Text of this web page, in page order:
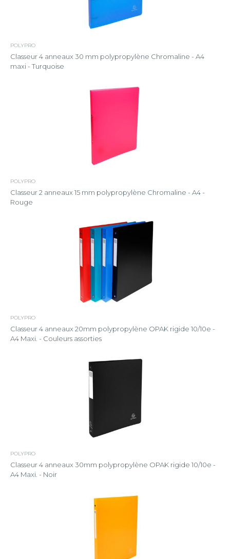
POLYPRO
Classeur 4 anneaux 30 mm polypropylène Chromaline - A4
maxi - Turquoise
POLYPRO
Classeur 2 anneaux 15 mm polypropylène Chromaline - A4 -
Rouge
POLYPRO
Classeur 4 anneaux 20mm polypropylène OPAK rigide 10/10e -
A4 Maxi. - Couleurs assorties
POLYPRO
Classeur 4 anneaux 30mm polypropylène OPAK rigide 10/10e -
A4 Maxi. - Noir